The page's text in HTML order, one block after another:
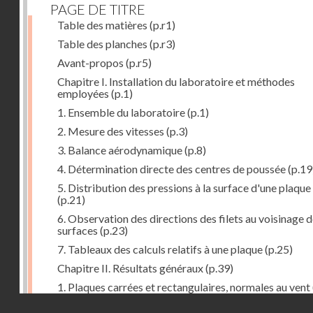
PAGE DE TITRE
Table des matières (p.r1)
Table des planches (p.r3)
Avant-propos (p.r5)
Chapitre I. Installation du laboratoire et méthodes
employées (p.1)
1. Ensemble du laboratoire(p.1)
2. Mesure des vitesses (p.3)
3. Balance aérodynamique(p.8)
4. Détermination directe des centres de poussée
5. Distribution des pressions à la surface d'une plaque
(p.21)
6. Observation des directions des filets au voisinage
surfaces (p.23)
7. Tableaux des calculs relatifs à une plaque(p.25)
Chapitre II. Résultats généraux(p.39)
1. Plaques carrées et rectangulaires, normales au vent